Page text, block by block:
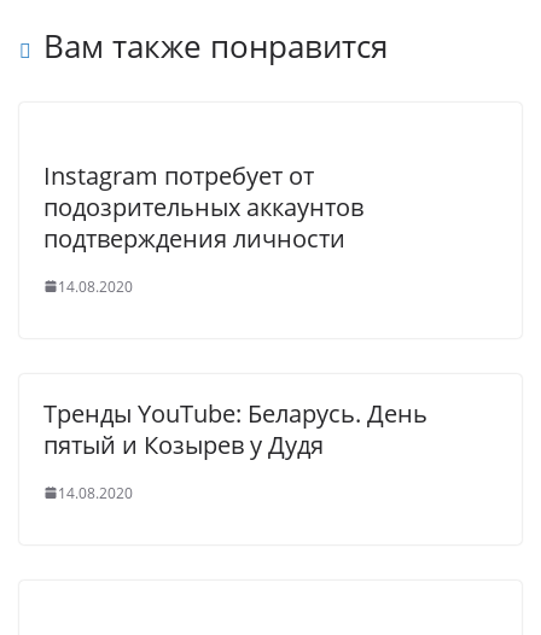
Вам также понравится
Instagram потребует от
подозрительных аккаунтов
подтверждения личности
14.08.2020
Тренды YouTube: Беларусь. День
пятый и Козырев у Дудя
14.08.2020